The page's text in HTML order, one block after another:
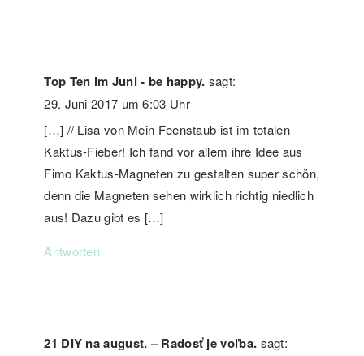
Top Ten im Juni - be happy. sagt:
29. Juni 2017 um 6:03 Uhr
[…] // Lisa von Mein Feenstaub ist im totalen
Kaktus-Fieber! Ich fand vor allem ihre Idee aus
Fimo Kaktus-Magneten zu gestalten super schön,
denn die Magneten sehen wirklich richtig niedlich
aus! Dazu gibt es […]
Antworten
21 DIY na august. – Radosť je voľba. sagt: